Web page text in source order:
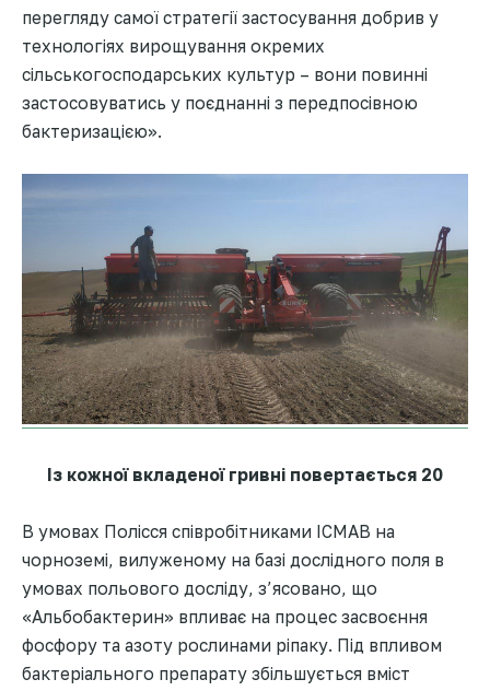
перегляду самої стратегії застосування добрив у
технологіях вирощування окремих
сільськогосподарських культур – вони повинні
застосовуватись у поєднанні з передпосівною
бактеризацією».
Із кожної вкладеної гривні повертається 20
В умовах Полісся співробітниками ІСМАВ на
чорноземі, вилуженому на базі дослідного поля в
умовах польового досліду, з’ясовано, що
«Альбобактерин» впливає на процес засвоєння
фосфору та азоту рослинами ріпаку. Під впливом
бактеріального препарату збільшується вміст